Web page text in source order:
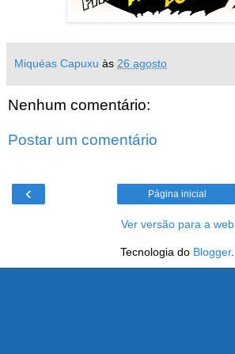
Miquéas Capuxu às 26 agosto
Nenhum comentário:
Postar um comentário
‹ Página inicial
Ver versão para a web
Tecnologia do Blogger.